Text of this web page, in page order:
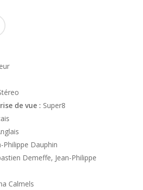
de vue : Super8
Philippe Dauphin
Demeffe, Jean-Philippe
Calmels